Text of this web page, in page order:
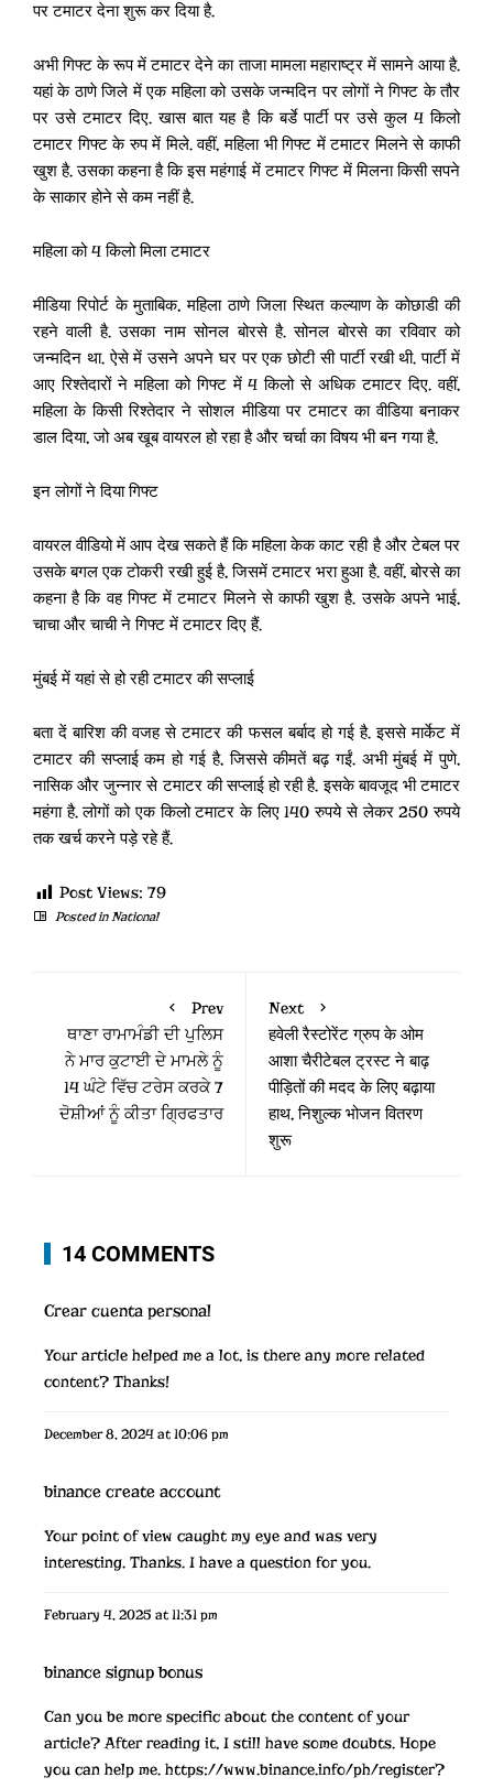
पर टमाटर देना शुरू कर दिया है.
अभी गिफ्ट के रूप में टमाटर देने का ताजा मामला महाराष्ट्र में सामने आया है.
यहां के ठाणे जिले में एक महिला को उसके जन्मदिन पर लोगों ने गिफ्ट के तौर
पर उसे टमाटर दिए. खास बात यह है कि बर्डे पार्टी पर उसे कुल 4 किलो
टमाटर गिफ्ट के रुप में मिले. वहीं, महिला भी गिफ्ट में टमाटर मिलने से काफी
खुश है. उसका कहना है कि इस महंगाई में टमाटर गिफ्ट में मिलना किसी सपने
के साकार होने से कम नहीं है.
महिला को 4 किलो मिला टमाटर
मीडिया रिपोर्ट के मुताबिक, महिला ठाणे जिला स्थित कल्याण के कोछाडी की
रहने वाली है. उसका नाम सोनल बोरसे है. सोनल बोरसे का रविवार को
जन्मदिन था. ऐसे में उसने अपने घर पर एक छोटी सी पार्टी रखी थी. पार्टी में
आए रिश्तेदारों ने महिला को गिफ्ट में 4 किलो से अधिक टमाटर दिए. वहीं,
महिला के किसी रिश्तेदार ने सोशल मीडिया पर टमाटर का वीडिया बनाकर
डाल दिया, जो अब खूब वायरल हो रहा है और चर्चा का विषय भी बन गया है.
इन लोगों ने दिया गिफ्ट
वायरल वीडियो में आप देख सकते हैं कि महिला केक काट रही है और टेबल पर
उसके बगल एक टोकरी रखी हुई है, जिसमें टमाटर भरा हुआ है. वहीं, बोरसे का
कहना है कि वह गिफ्ट में टमाटर मिलने से काफी खुश है. उसके अपने भाई,
चाचा और चाची ने गिफ्ट में टमाटर दिए हैं.
मुंबई में यहां से हो रही टमाटर की सप्लाई
बता दें बारिश की वजह से टमाटर की फसल बर्बाद हो गई है. इससे मार्केट में
टमाटर की सप्लाई कम हो गई है, जिससे कीमतें बढ़ गईं. अभी मुंबई में पुणे,
नासिक और जुन्नार से टमाटर की सप्लाई हो रही है. इसके बावजूद भी टमाटर
महंगा है. लोगों को एक किलो टमाटर के लिए 140 रुपये से लेकर 250 रुपये
तक खर्च करने पड़े रहे हैं.
Post Views: 79
Posted inNational
Prev
ਥਾਣਾ ਰਾਮਾਮੰਡੀ ਦੀ ਪੁਲਿਸ
ਨੇ ਮਾਰ ਕੁਟਾਈ ਦੇ ਮਾਮਲੇ ਨੂੰ
14 ਘੰਟੇ ਵਿੱਚ ਟਰੇਸ ਕਰਕੇ 7
ਦੋਸ਼ੀਆਂ ਨੂੰ ਕੀਤਾ ਗ੍ਰਿਫਤਾਰ
Next
हवेली रैस्टोरेंट ग्रुप के ओम
आशा चैरीटेबल ट्रस्ट ने बाढ़
पीड़ितों की मदद के लिए बढ़ाया
हाथ, निशुल्क भोजन वितरण
शुरू
14 COMMENTS
Crear cuenta personal
Your article helped me a lot, is there any more related
content? Thanks!
December 8, 2024 at 10:06 pm
binance create account
Your point of view caught my eye and was very
interesting. Thanks. I have a question for you.
February 4, 2025 at 11:31 pm
binance signup bonus
Can you be more specific about the content of your
article? After reading it, I still have some doubts. Hope
you can help me. https://www.binance.info/ph/register?